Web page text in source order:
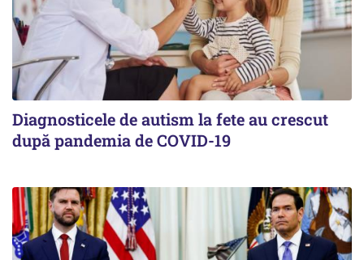
Diagnosticele de autism la fete au crescut
după pandemia de COVID-19